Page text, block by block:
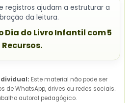
registros ajudam a estruturar a
da leitura.
Dia do Livro Infantil com 5
Recursos.
Este material não pode ser
de WhatsApp, drives ou redes sociais.
autoral pedagógico.